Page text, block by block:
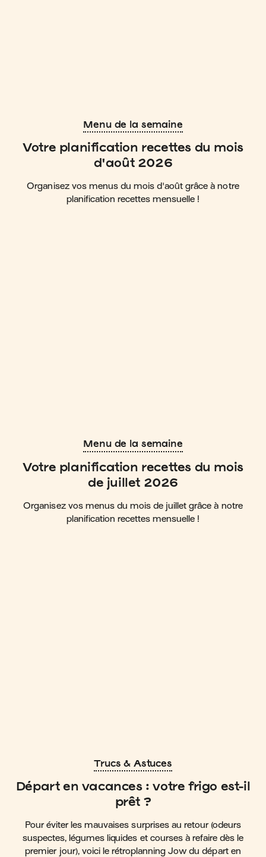
Menu de la semaine
Votre planification recettes du mois
d'août 2026
Organisez vos menus du mois d'août grâce à notre
planification recettes mensuelle !
Menu de la semaine
Votre planification recettes du mois
de juillet 2026
Organisez vos menus du mois de juillet grâce à notre
planification recettes mensuelle !
Trucs & Astuces
Départ en vacances : votre frigo est-il
prêt ?
Pour éviter les mauvaises surprises au retour (odeurs
suspectes, légumes liquides et courses à refaire dès le
premier jour), voici le rétroplanning Jow du départ en